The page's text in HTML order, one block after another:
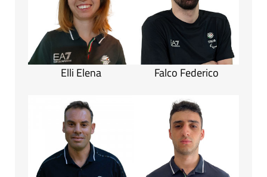
Elli Elena Falco Federico